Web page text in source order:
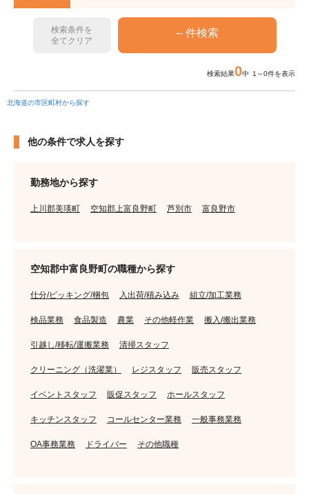
検索条件を
全てクリア
検索結果0中 1～0件を表示
北海道の市区町村から探す
他の条件で求人を探す
勤務地から探す
上川郡美瑛町 空知郡上富良野町 芦別市 富良野市
空知郡中富良野町の職種から探す
仕分/ピッキング/梱包 入出荷/積み込み 組立/加工業務
検品業務 食品製造 農業 その他軽作業 搬入/搬出業務
引越し/移転/運搬業務 清掃スタッフ
クリーニング（洗濯業） レジスタッフ 販売スタッフ
イベントスタッフ 販促スタッフ ホールスタッフ
キッチンスタッフ コールセンター業務 一般事務業務
OA事務業務 ドライバー その他職種